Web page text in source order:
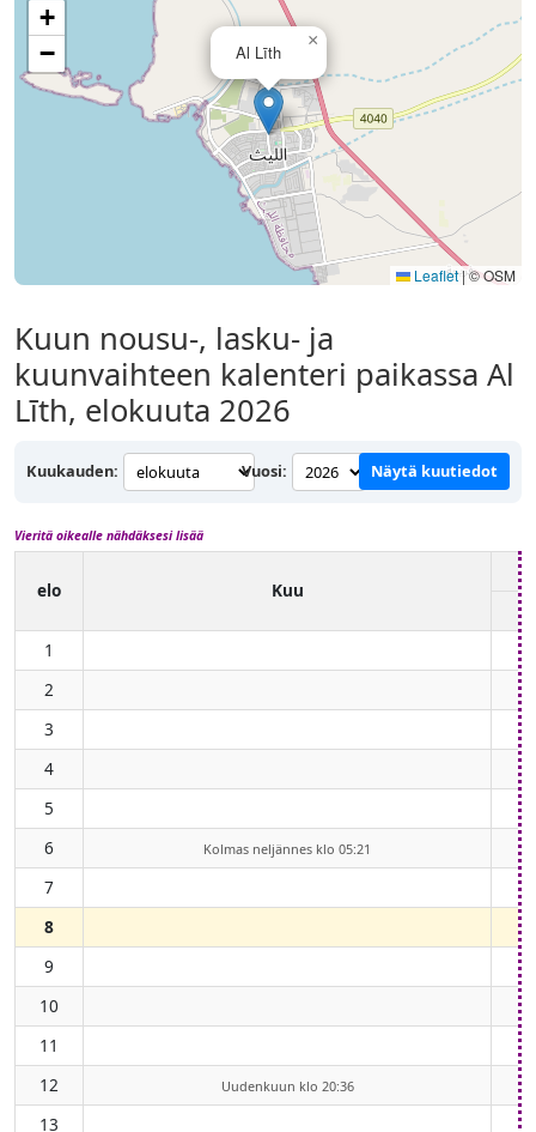
Al Līth
×
+
−
Leaflet|© OSM
Kuun nousu-, lasku- ja
kuunvaihteen kalenteri paikassa Al
Līth, elokuuta 2026
Kuukauden: Vuosi: Näytä kuutiedot
Vieritä oikealle nähdäksesi lisää
elo Kuu
1
2
3
4
5
6
Kolmas neljännes klo 05:21
7
8
9
10
11
12
Uudenkuun klo 20:36
13